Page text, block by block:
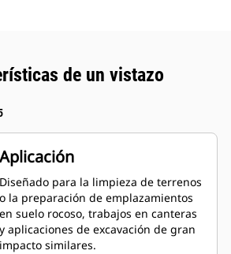
de un vistazo
Aplicación
Diseñado para la limpieza de terrenos
o la preparación de emplazamientos
en suelo rocoso, trabajos en canteras
y aplicaciones de excavación de gran
impacto similares.